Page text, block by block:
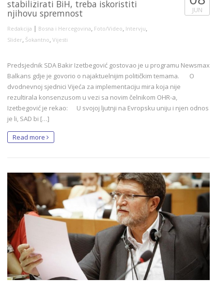
stabilizirati BiH, treba iskoristiti
njihovu spremnost
Redakcija | Bosna i Hercegovina Foto/Video Intervju
Slider Šokantno Vijesti
JUN
Predsjednik SDA Bakir Izetbegović gostovao je u programu Newsmax
Balkans gdje je govorio o najaktuelnijim političkim temama. O
dvodnevnoj sjednici Vijeća za implementaciju mira koja nije
rezultirala konsenzusom u vezi sa novim čelnikom OHR-a,
Izetbegović je rekao: U svojoj ljutnji na Evropsku uniju i njen odnos
je li, SAD bi […]
Read more